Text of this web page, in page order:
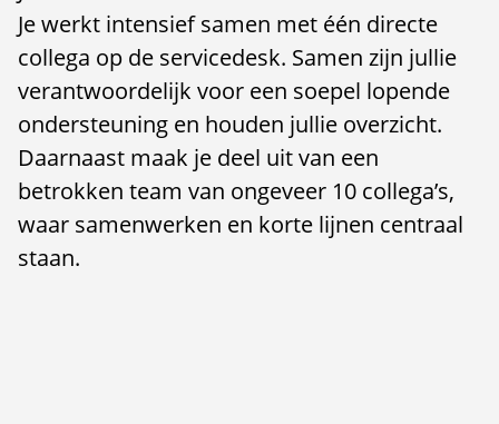
Je werkt intensief samen met één directe
collega op de servicedesk. Samen zijn jullie
verantwoordelijk voor een soepel lopende
ondersteuning en houden jullie overzicht.
Daarnaast maak je deel uit van een
betrokken team van ongeveer 10 collega’s,
waar samenwerken en korte lijnen centraal
staan.